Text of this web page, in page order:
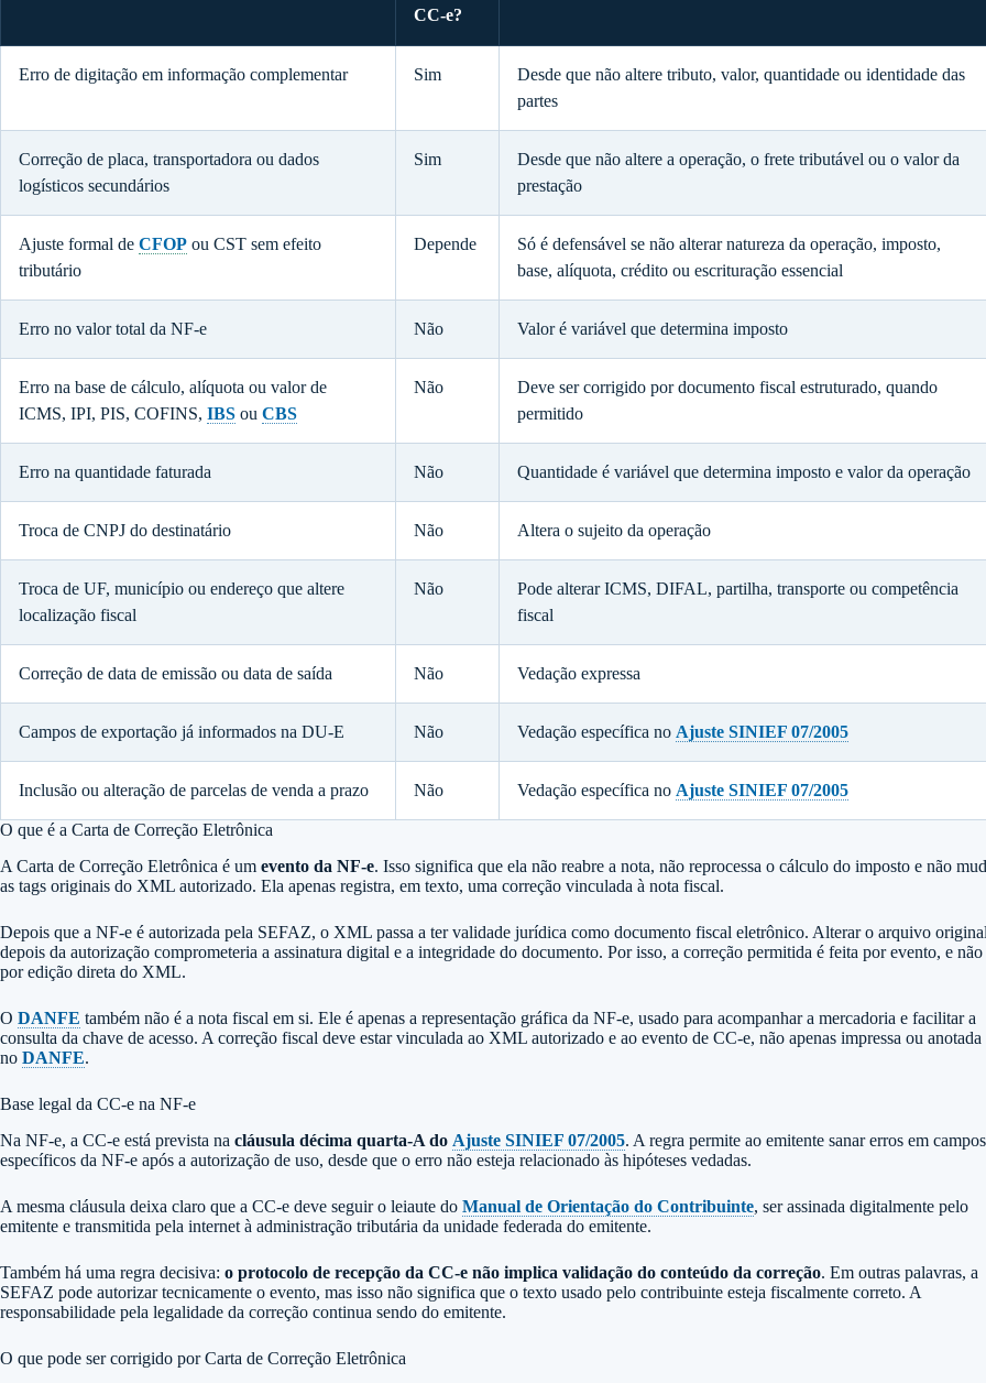
CC-e?
Erro de digitação em informação complementar Sim
Desde que não altere tributo, valor, quantidade ou identidade das
partes
Correção de placa, transportadora ou dados
logísticos secundários
Sim
Desde que não altere a operação, o frete tributável ou o valor da
prestação
Ajuste formal de CFOP ou CST sem efeito
tributário
Depende
Só é defensável se não alterar natureza da operação, imposto,
base, alíquota, crédito ou escrituração essencial
Erro no valor total da NF-e Não Valor é variável que determina imposto
Erro na base de cálculo, alíquota ou valor de
ICMS, IPI, PIS, COFINS, IBS ou CBS
Não
Deve ser corrigido por documento fiscal estruturado, quando
permitido
Erro na quantidade faturada Não Quantidade é variável que determina imposto e valor da operação
Troca de CNPJ do destinatário Não Altera o sujeito da operação
Troca de UF, município ou endereço que altere
localização fiscal
Não
Pode alterar ICMS, DIFAL, partilha, transporte ou competência
fiscal
Correção de data de emissão ou data de saída Não Vedação expressa
Campos de exportação já informados na DU-E Não Vedação específica no Ajuste SINIEF 07/2005
Inclusão ou alteração de parcelas de venda a prazo Não Vedação específica no Ajuste SINIEF 07/2005
O que é a Carta de Correção Eletrônica
A Carta de Correção Eletrônica é um evento da NF-e. Isso significa que ela não reabre a nota, não reprocessa o cálculo do imposto e não
as tags originais do XML autorizado. Ela apenas registra, em texto, uma correção vinculada à nota fiscal.
Depois que a NF-e é autorizada pela SEFAZ, o XML passa a ter validade jurídica como documento fiscal eletrônico. Alterar o arquivo
depois da autorização comprometeria a assinatura digital e a integridade do documento. Por isso, a correção permitida é feita por evento, e não
por edição direta do XML.
O DANFE também não é a nota fiscal em si. Ele é apenas a representação gráfica da NF-e, usado para acompanhar a mercadoria e facilitar a
consulta da chave de acesso. A correção fiscal deve estar vinculada ao XML autorizado e ao evento de CC-e, não apenas impressa ou anotada
no DANFE.
Base legal da CC-e na NF-e
Na NF-e, a CC-e está prevista na cláusula décima quarta-A do Ajuste SINIEF 07/2005. A regra permite ao emitente sanar erros em campos
específicos da NF-e após a autorização de uso, desde que o erro não esteja relacionado às hipóteses vedadas.
A mesma cláusula deixa claro que a CC-e deve seguir o leiaute do Manual de Orientação do Contribuinte, ser assinada digitalmente pelo
emitente e transmitida pela internet à administração tributária da unidade federada do emitente.
Também há uma regra decisiva: o protocolo de recepção da CC-e não implica validação do conteúdo da correção. Em outras palavras, a
SEFAZ pode autorizar tecnicamente o evento, mas isso não significa que o texto usado pelo contribuinte esteja fiscalmente correto. A
responsabilidade pela legalidade da correção continua sendo do emitente.
O que pode ser corrigido por Carta de Correção Eletrônica